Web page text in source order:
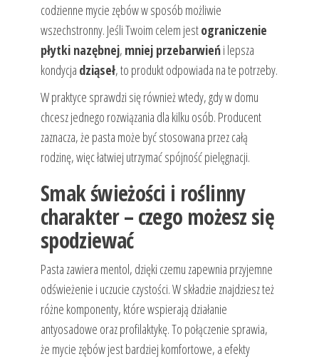
codzienne mycie zębów w sposób możliwie
wszechstronny. Jeśli Twoim celem jestograniczenie
płytki nazębnej, mniej przebarwieńi lepsza
kondycja dziąseł, to produkt odpowiada na te potrzeby.
W praktyce sprawdzi się również wtedy, gdy w domu
chcesz jednego rozwiązania dla kilku osób. Producent
zaznacza, że pasta może być stosowana przez całą
rodzinę, więc łatwiej utrzymać spójność pielęgnacji.
Smak świeżości i roślinny
charakter – czego możesz się
spodziewać
Pasta zawiera mentol, dzięki czemu zapewnia przyjemne
odświeżenie i uczucie czystości. W składzie znajdziesz też
różne komponenty, które wspierają działanie
antyosadowe oraz profilaktykę. To połączenie sprawia,
że mycie zębów jest bardziej komfortowe, a efekty